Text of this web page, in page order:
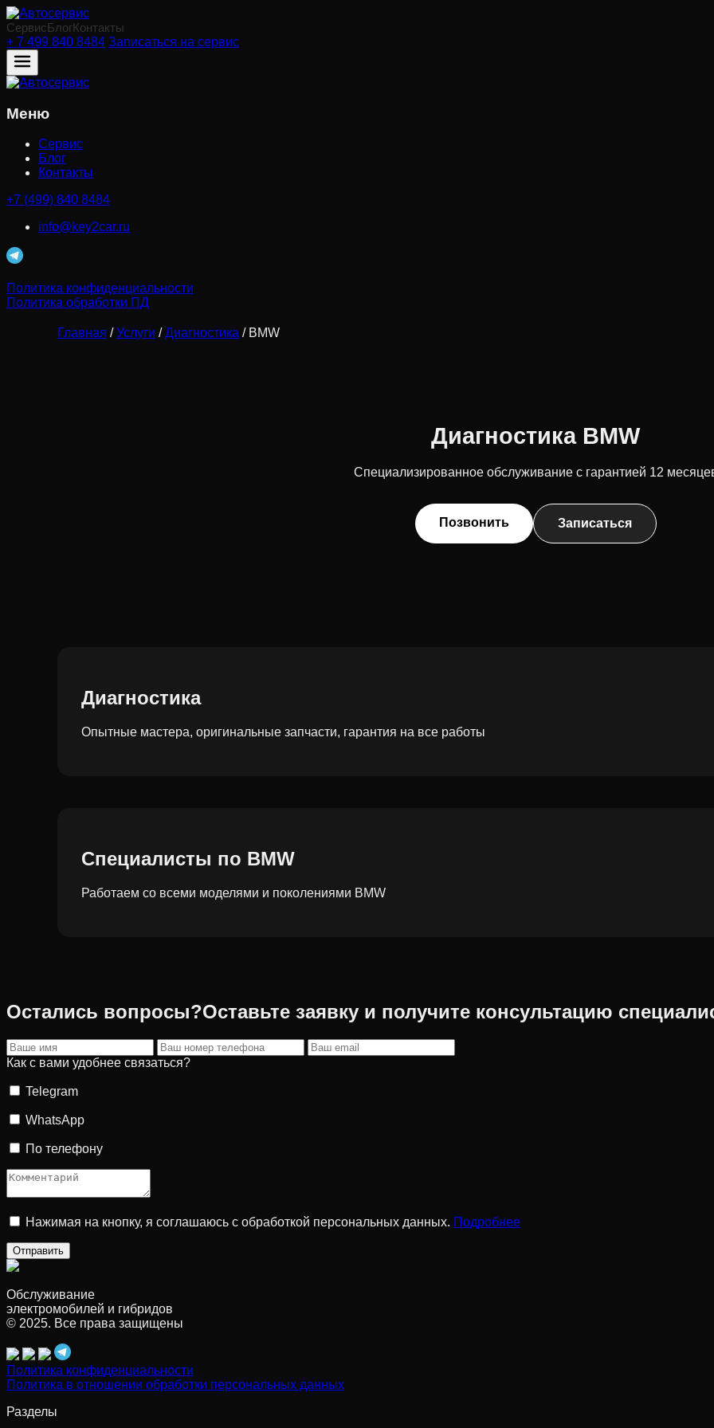
СервисБлогКонтакты
+ 7 499 840 8484 Записаться на сервис
Меню
Сервис
Блог
Контакты
+7 (499) 840 8484
info@key2car.ru
Политика конфиденциальности
Политика обработки ПД
Главная /Услуги /Диагностика / BMW
Диагностика BMW
Специализированное обслуживание с гарантией 12
Позвонить Записаться
Диагностика
Опытные мастера, оригинальные запчасти, гарантия на все работы
Специалисты по BMW
Работаем со всеми моделями и поколениями BMW
Остались вопросы?Оставьте заявку и получите консультацию
Как с вами удобнее связаться?
Telegram
WhatsApp
По телефону
Нажимая на кнопку, я соглашаюсь с обработкой персональных данных. Подробнее
Обслуживание
электромобилей и гибридов
© 2025. Все права защищены
Политика конфиденциальности
Политика в отношении обработки персональных данных
Разделы